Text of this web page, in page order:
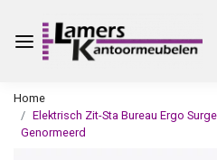
Home
Elektrisch Zit-Sta Bureau Ergo
Genormeerd